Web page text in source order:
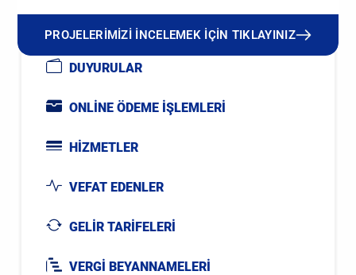
PROJELERİMİZİ İNCELEMEK İÇİN TIKLAYINIZ
DUYURULAR
ONLİNE ÖDEME İŞLEMLERİ
HİZMETLER
VEFAT EDENLER
GELİR TARİFELERİ
VERGİ BEYANNAMELERİ